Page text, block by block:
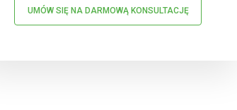
UMÓW SIĘ NA DARMOWĄ KONSULTACJĘ